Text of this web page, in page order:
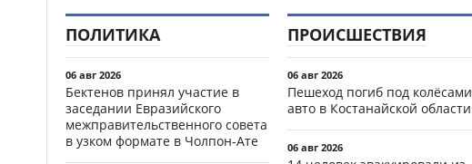
ПОЛИТИКА
06 авг 2026
Бектенов принял участие в
заседании Евразийского
межправительственного совета
в узком формате в Чолпон-Ате
ПРОИСШЕСТВИЯ
06 авг 2026
Пешеход погиб под колёсами
авто в Костанайской области
06 авг 2026